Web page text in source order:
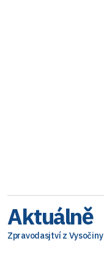
Aktuálně
Zpravodasjtví z Vysočiny